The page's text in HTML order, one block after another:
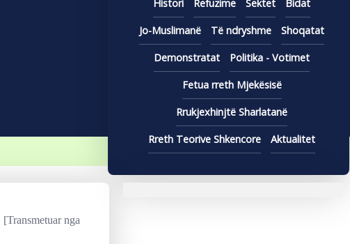
Histori Refuzime Sektet Bidat
Jo-Muslimanë Të ndryshme Shoqatat
Demonstratat Politika - Votimet
Fetua rreth Mjekësisë
Rrukjexhinjtë Sharlatanë
Rreth Teorive Shkencore Aktualitet
[Transmetuar nga